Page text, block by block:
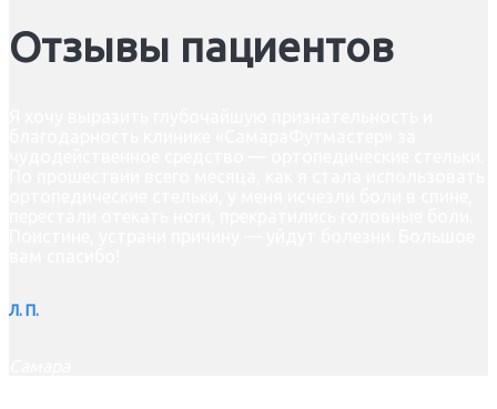
Отзывы пациентов
Л. П.